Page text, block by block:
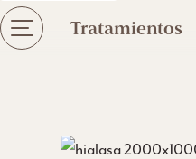
Tratamientos